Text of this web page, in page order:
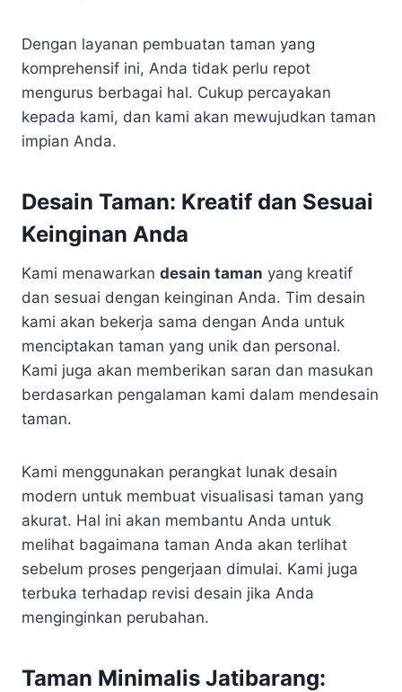
Dengan layanan pembuatan taman yang
komprehensif ini, Anda tidak perlu repot
mengurus berbagai hal. Cukup percayakan
kepada kami, dan kami akan mewujudkan taman
impian Anda.
Desain Taman: Kreatif dan Sesuai
Keinginan Anda
Kami menawarkan desain taman yang kreatif
dan sesuai dengan keinginan Anda. Tim desain
kami akan bekerja sama dengan Anda untuk
menciptakan taman yang unik dan personal.
Kami juga akan memberikan saran dan masukan
berdasarkan pengalaman kami dalam mendesain
taman.
Kami menggunakan perangkat lunak desain
modern untuk membuat visualisasi taman yang
akurat. Hal ini akan membantu Anda untuk
melihat bagaimana taman Anda akan terlihat
sebelum proses pengerjaan dimulai. Kami juga
terbuka terhadap revisi desain jika Anda
menginginkan perubahan.
Taman Minimalis Jatibarang: